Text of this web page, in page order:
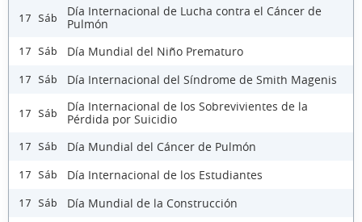
17 Sáb
Día Internacional de Lucha contra el Cáncer de
Pulmón
17 Sáb Día Mundial del Niño Prematuro
17 Sáb Día Internacional del Síndrome de Smith Magenis
17 Sáb
Día Internacional de los Sobrevivientes de la
Pérdida por Suicidio
17 Sáb Día Mundial del Cáncer de Pulmón
17 Sáb Día Internacional de los Estudiantes
17 Sáb Día Mundial de la Construcción